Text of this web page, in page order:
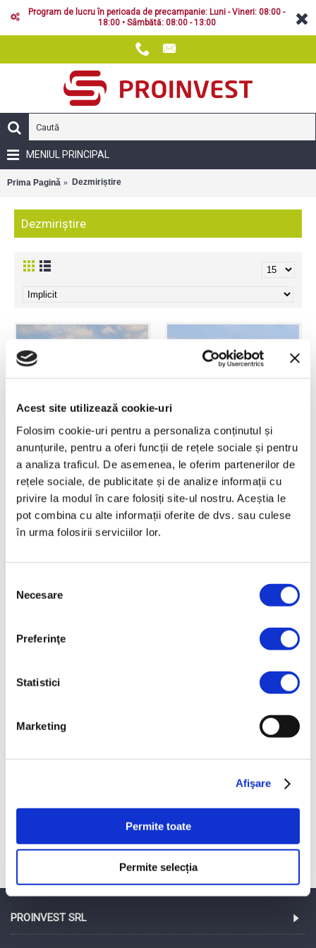
Acest site utilizează cookie-uri
Folosim cookie-uri pentru a personaliza conținutul și
anunțurile, pentru a oferi funcții de rețele sociale și pentru
a analiza traficul. De asemenea, le oferim partenerilor de
rețele sociale, de publicitate și de analize informații cu
privire la modul în care folosiți site-ul nostru. Aceștia le
pot combina cu alte informații oferite de dvs. sau culese
în urma folosirii serviciilor lor.
consimțământului
Necesare
Preferinţe
Statistici
Marketing
Afişare
Permite toate
Permite selecția
Program de lucru în perioada de precampanie: Luni - Vineri: 08:00 -
18:00 • Sâmbătă: 08:00 - 13:00
MENIUL PRINCIPAL
Prima Pagină Dezmiriștire
Dezmiriștire
Cultivator Karat Cultivator Kristall
Grapa cu discuri compacte Lemken Heliodor
Afişare 1 - 5 din 5 (1 pagini)
PROINVEST SRL